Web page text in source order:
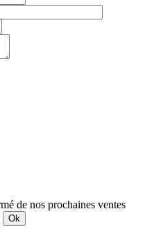
de nos prochaines ventes
Ok